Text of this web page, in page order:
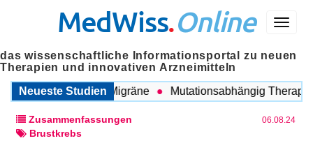
Menü
MedWiss.Online
das wissenschaftliche Informationsportal zu neuen
Therapien und innovativen Arzneimitteln
Neueste Studien
COPD und Migräne Mutationsabhängig Therapie
Zusammenfassungen 06.08.24
Brustkrebs